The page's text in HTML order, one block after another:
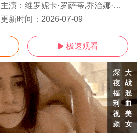
主演： 维罗妮卡·罗萨蒂,乔治娜·雷尼达斯,汤姆·布里特尼,汉娜克·塔波特,Da
更新时间： 2026-07-09
 极速观看